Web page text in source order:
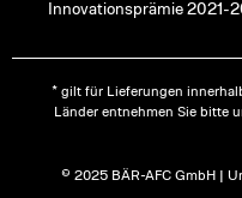
Innovationsprämie 2021-
* gilt für Lieferungen
Länder entnehmen Sie bitte
© 2025 BÄR-AFC GmbH |